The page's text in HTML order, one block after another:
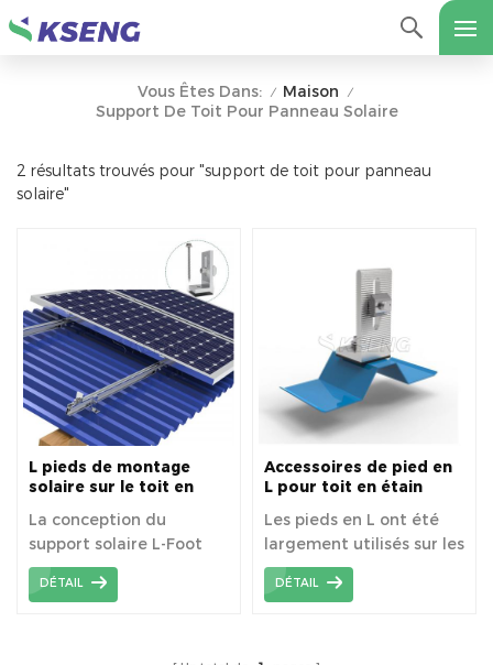
Vous Êtes Dans: / Maison /
Support De Toit Pour Panneau Solaire
2 résultats trouvés pour "support de toit pour panneau
solaire"
L pieds de montage
solaire sur le toit en
accessoire solaire de
pied
La conception du
support solaire L-Foot
fournit un système de
montage solaire à faible
DÉTAIL
Accessoires de pied en
L pour toit en étain
solaire
Les pieds en L ont été
largement utilisés sur les
toits universels en tôle
ondulée.
DÉTAIL